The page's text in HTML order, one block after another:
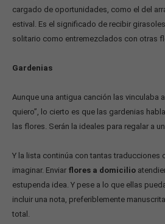
cargado de oportunidades, como el del
estival. Es el significado de recibir
solitario como entremezclados con otras
Gardenias
Aunque una antigua canción las vinculaba
quiero”, lo cierto es que las gardenias
las flores. Serán la ideales para regalar a
Y la lista continúa con tantas traducciones
imaginar. Enviar flores a domicilio
estupenda idea. Y pese a lo que ellas
incluir una nota, preferiblemente
total.